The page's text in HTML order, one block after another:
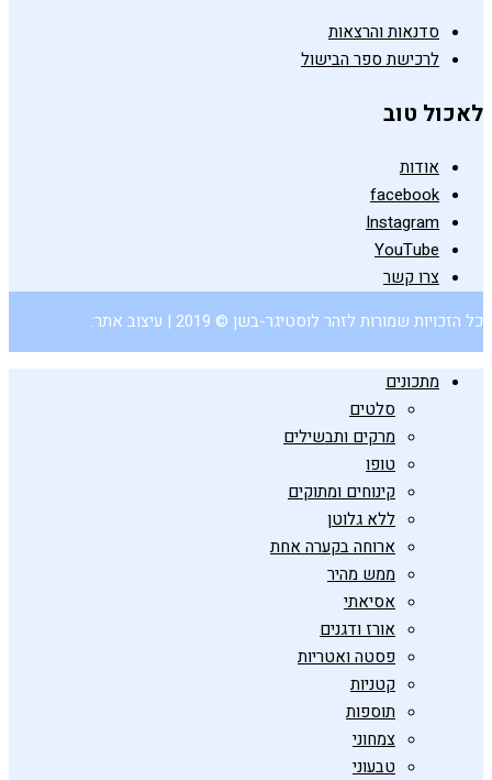
סדנאות והרצאות
לרכישת ספר הבישול
לאכול טוב
אודות
facebook
Instagram
YouTube
צרו קשר
כל הזכויות שמורות לזהר לוסטיגר-בשן © 2019 | עיצוב אתר:
מתכונים
סלטים
מרקים ותבשילים
טופו
קינוחים ומתוקים
ללא גלוטן
ארוחה בקערה אחת
ממש מהיר
אסיאתי
אורז ודגנים
פסטה ואטריות
קטניות
תוספות
צמחוני
טבעוני